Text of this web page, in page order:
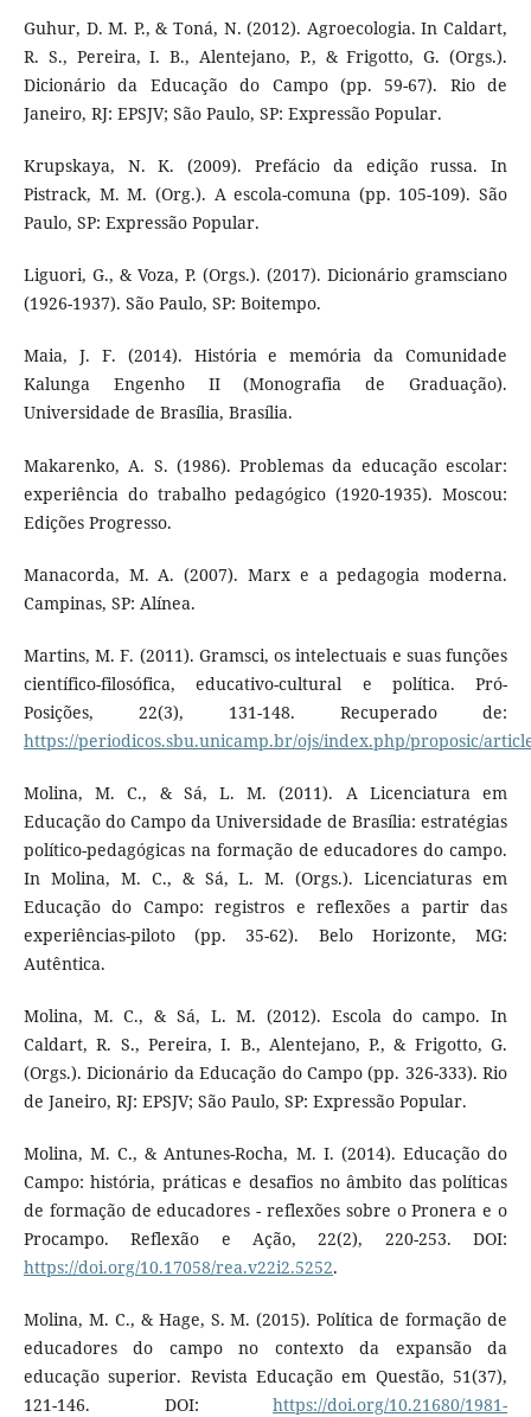
Guhur, D. M. P., & Toná, N. (2012). Agroecologia. In Caldart,
R. S., Pereira, I. B., Alentejano, P., & Frigotto, G. (Orgs.).
Dicionário da Educação do Campo (pp. 59-67). Rio de
Janeiro, RJ: EPSJV; São Paulo, SP: Expressão Popular.
Krupskaya, N. K. (2009). Prefácio da edição russa. In
Pistrack, M. M. (Org.). A escola-comuna (pp. 105-109). São
Paulo, SP: Expressão Popular.
Liguori, G., & Voza, P. (Orgs.). (2017). Dicionário gramsciano
(1926-1937). São Paulo, SP: Boitempo.
Maia, J. F. (2014). História e memória da Comunidade
Kalunga Engenho II (Monografia de Graduação).
Universidade de Brasília, Brasília.
Makarenko, A. S. (1986). Problemas da educação escolar:
experiência do trabalho pedagógico (1920-1935). Moscou:
Edições Progresso.
Manacorda, M. A. (2007). Marx e a pedagogia moderna.
Campinas, SP: Alínea.
Martins, M. F. (2011). Gramsci, os intelectuais e suas funções
científico-filosófica, educativo-cultural e política. Pró-
Posições, 22(3), 131-148. Recuperado de:
https://periodicos.sbu.unicamp.br/ojs/index.php/proposic/
Molina, M. C., & Sá, L. M. (2011). A Licenciatura em
Educação do Campo da Universidade de Brasília: estratégias
político-pedagógicas na formação de educadores do campo.
In Molina, M. C., & Sá, L. M. (Orgs.). Licenciaturas em
Educação do Campo: registros e reflexões a partir das
experiências-piloto (pp. 35-62). Belo Horizonte, MG:
Autêntica.
Molina, M. C., & Sá, L. M. (2012). Escola do campo. In
Caldart, R. S., Pereira, I. B., Alentejano, P., & Frigotto, G.
(Orgs.). Dicionário da Educação do Campo (pp. 326-333). Rio
de Janeiro, RJ: EPSJV; São Paulo, SP: Expressão Popular.
Molina, M. C., & Antunes-Rocha, M. I. (2014). Educação do
Campo: história, práticas e desafios no âmbito das políticas
de formação de educadores - reflexões sobre o Pronera e o
Procampo. Reflexão e Ação, 22(2), 220-253. DOI:
https://doi.org/10.17058/rea.v22i2.5252.
Molina, M. C., & Hage, S. M. (2015). Política de formação de
educadores do campo no contexto da expansão da
educação superior. Revista Educação em Questão, 51(37),
121-146. DOI:https://doi.org/10.21680/1981-